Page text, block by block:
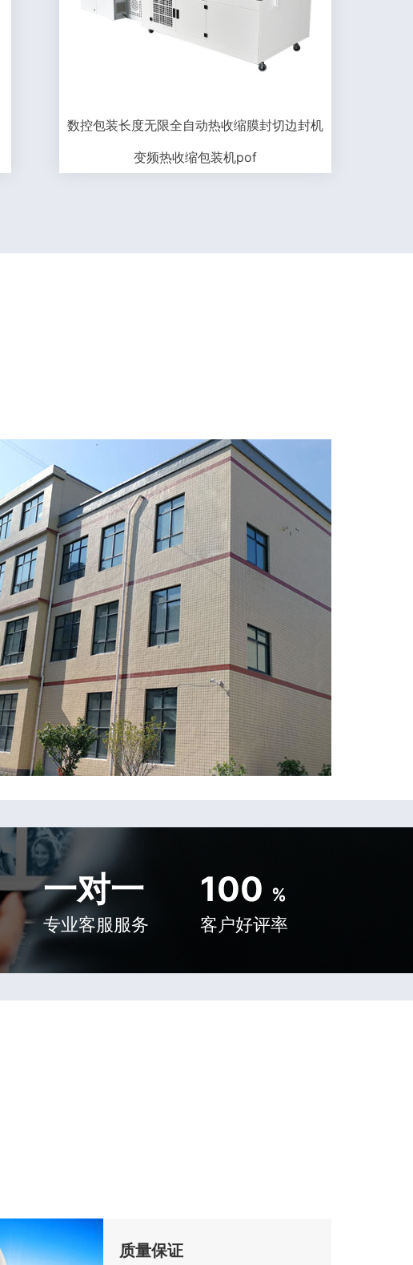
数控包装长度无限全自动热收缩膜封切边封机
变频热收缩包装机pof
一对一
专业客服服务
100 %
客户好评率
质量保证